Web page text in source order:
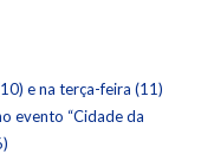
e na terça-feira (11)
evento “Cidade da